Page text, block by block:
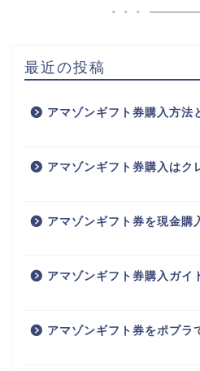
最近の投稿
アマゾンギフト券購入方法
アマゾンギフト券購入はク
アマゾンギフト券を現金購
アマゾンギフト券購入ガイ
アマゾンギフト券をポプラ